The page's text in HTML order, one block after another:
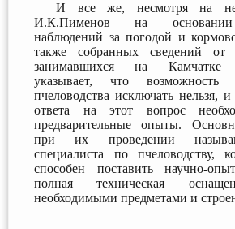
И все же, несмотря на
И.К.Пименов на основании
наблюдений за погодой и
также собранных сведений от
занимавшихся на Камчатке
указывает, что возможность
пчеловодства исключать нельзя,
ответа на этот вопрос
предварительные опыты.
при их проведении
специалиста по пчеловодству,
способен поставить научно-
полная техническая
необходимыми предметами и